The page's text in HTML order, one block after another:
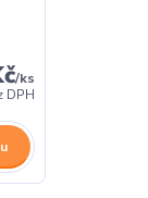
/ks
DPH